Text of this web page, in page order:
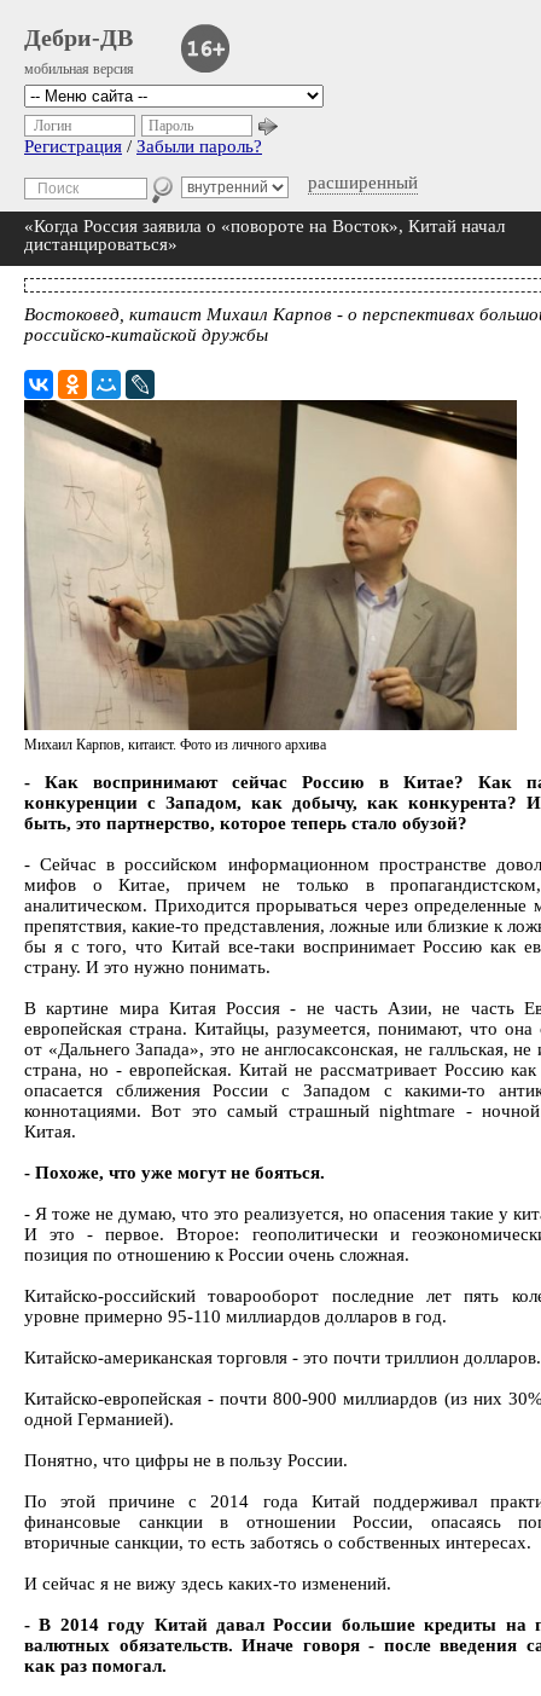
Дебри-ДВ
мобильная версия
расширенный
Логин Пароль
Регистрация / Забыли пароль?
«Когда Россия заявила о «повороте на Восток», Китай начал
дистанцироваться»
Востоковед, китаист Михаил Карпов - о перспективах
российско-китайской дружбы
Михаил Карпов, китаист. Фото из личного архива
- Как воспринимают сейчас Россию в Китае? Как
конкуренции с Западом, как добычу, как конкурента?
быть, это партнерство, которое теперь стало обузой?
- Сейчас в российском информационном пространстве
мифов о Китае, причем не только в
аналитическом. Приходится прорываться через определенные
препятствия, какие-то представления, ложные или близкие к
бы я с того, что Китай все-таки воспринимает Россию как
страну. И это нужно понимать.
В картине мира Китая Россия - не часть Азии, не часть
европейская страна. Китайцы, разумеется, понимают, что она
от «Дальнего Запада», это не англосаксонская, не галльская, не
страна, но - европейская. Китай не рассматривает Россию
опасается сближения России с Западом с какими-то
коннотациями. Вот это самый страшный nightmare -
Китая.
- Похоже, что уже могут не бояться.
- Я тоже не думаю, что это реализуется, но опасения такие у
И это - первое. Второе: геополитически и
позиция по отношению к России очень сложная.
Китайско-российский товарооборот последние лет пять
уровне примерно 95-110 миллиардов долларов в год.
Китайско-американская торговля - это почти триллион долларов.
Китайско-европейская - почти 800-900 миллиардов (из них
одной Германией).
Понятно, что цифры не в пользу России.
По этой причине с 2014 года Китай поддерживал
финансовые санкции в отношении России, опасаясь
вторичные санкции, то есть заботясь о собственных интересах.
И сейчас я не вижу здесь каких-то изменений.
- В 2014 году Китай давал России большие кредиты на
валютных обязательств. Иначе говоря - после введения
как раз помогал.